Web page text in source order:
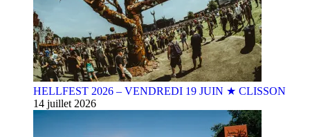
HELLFEST 2026 – VENDREDI 19 JUIN ★ CLISSON
14 juillet 2026